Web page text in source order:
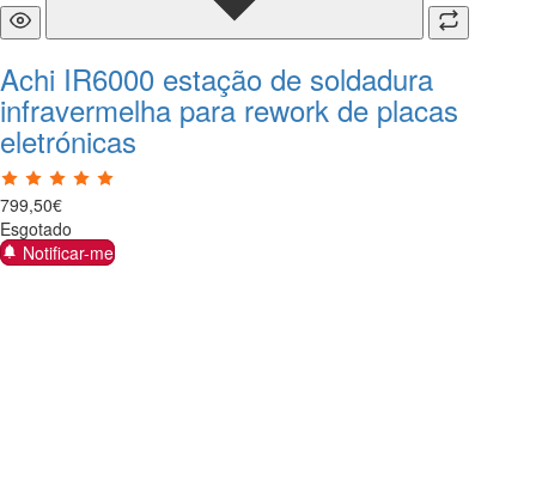
Achi IR6000 estação de soldadura
infravermelha para rework de placas
eletrónicas
799,50€
Esgotado
Notificar-me